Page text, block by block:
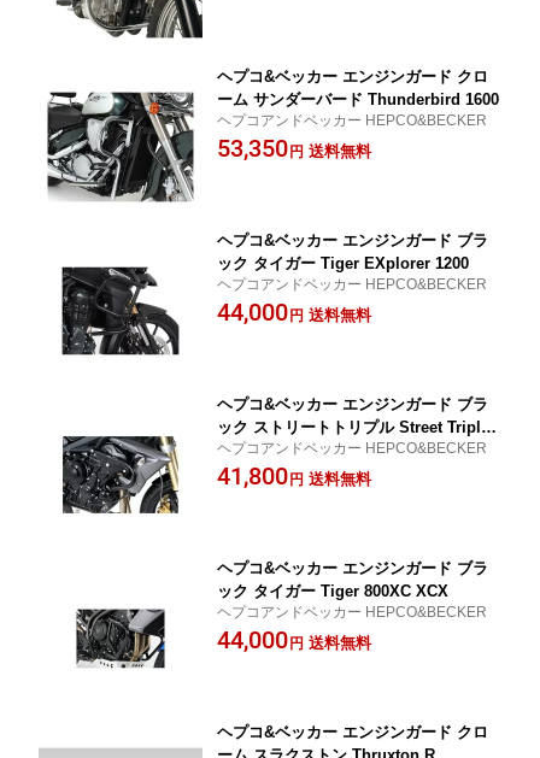
ヘプコ&ベッカー エンジンガード クロ
ーム サンダーバード Thunderbird 1600
ヘプコアンドベッカー HEPCO&BECKER
53,350円 送料無料
ヘプコ&ベッカー エンジンガード ブラ
ック タイガー Tiger EXplorer 1200
ヘプコアンドベッカー HEPCO&BECKER
44,000円 送料無料
ヘプコ&ベッカー エンジンガード ブラ
ック ストリートトリプル Street Triple
675 R
ヘプコアンドベッカー HEPCO&BECKER
41,800円 送料無料
ヘプコ&ベッカー エンジンガード ブラ
ック タイガー Tiger 800XC XCX
ヘプコアンドベッカー HEPCO&BECKER
44,000円 送料無料
ヘプコ&ベッカー エンジンガード クロ